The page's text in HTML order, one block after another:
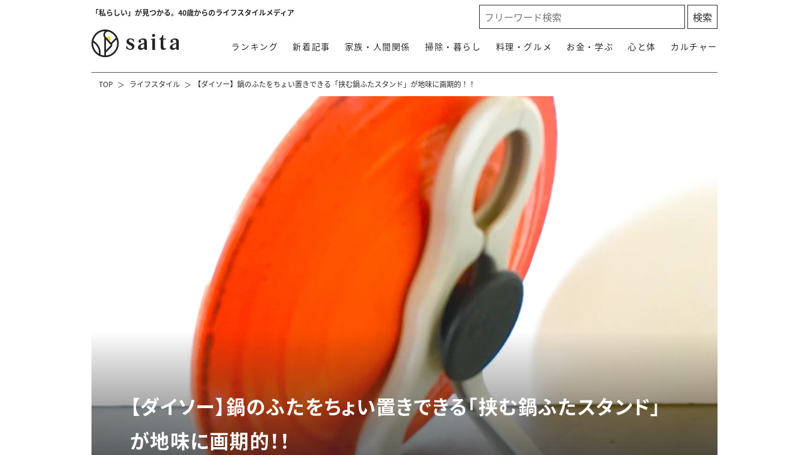
「私らしい」が見つかる。40歳からのライフスタイルメディア
ランキング 新着記事 家族・人間関係 掃除・暮らし 料理・グルメ お金・学ぶ 心と体 カルチャー
TOP ライフスタイル 【ダイソー】鍋のふたをちょい置きできる「挟む鍋ふたスタンド」が地味に画期的！！
【ダイソー】鍋のふたをちょい置きできる「挟む鍋ふたスタンド」
が地味に画期的！！